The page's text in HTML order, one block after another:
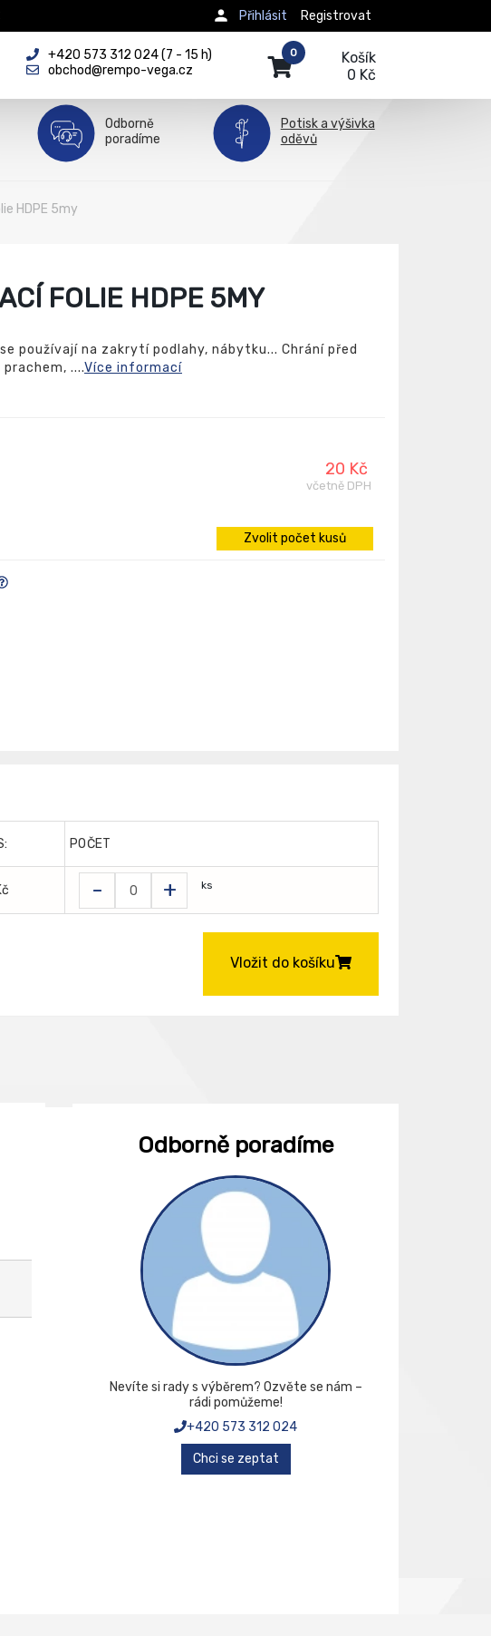
Registrovat
Přihlásit
+420 573 312 024 (7 - 15 h)
obchod@rempo-vega.cz
Košík
0 Kč
0
Odborně
poradíme
Potisk a výšivka
oděvů
HDPE 5my
FOLIE HDPE 5MY
používají na zakrytí podlahy, nábytku... Chrání před
....Více informací
20 Kč
včetně DPH
Zvolit počet kusů
POČET
- + ks
Vložit do košíku
Odborně poradíme
Nevíte si rady s výběrem? Ozvěte se nám –
rádi pomůžeme!
+420 573 312 024
Chci se zeptat